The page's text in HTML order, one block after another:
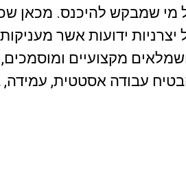
מי שמבקש להיכנס. מכאן
ידועות אשר
מקצועיים ומוסמכים,
עבודה אסטטית, עמידה,